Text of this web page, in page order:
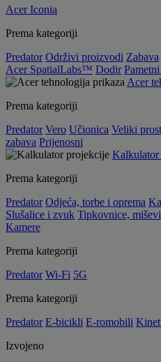
Acer Iconia
Prema kategoriji
Predator Održivi proizvodi Zabava
Acer SpatialLabs™ Dodir
Acer
Prema kategoriji
Predator Vero Učionica Veliki
zabava Prijenosni
Prema kategoriji
Predator Odjeća, torbe i oprema
Slušalice i zvuk Tipkovnice,
Kamere
Prema kategoriji
Predator Wi-Fi 5G
Prema kategoriji
Predator E-bicikli E-romobili
Izvojeno